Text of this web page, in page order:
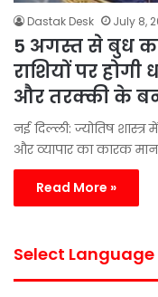
Dastak Desk July 8,
5 अगस्त से बुध का
राशियों पर होगी
और तरक्की के
नई दिल्ली: ज्योतिष शास्त्र
और व्यापार का कारक
Read More »
Select Language